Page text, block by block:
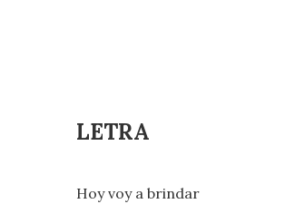
LETRA
Hoy voy a brindar